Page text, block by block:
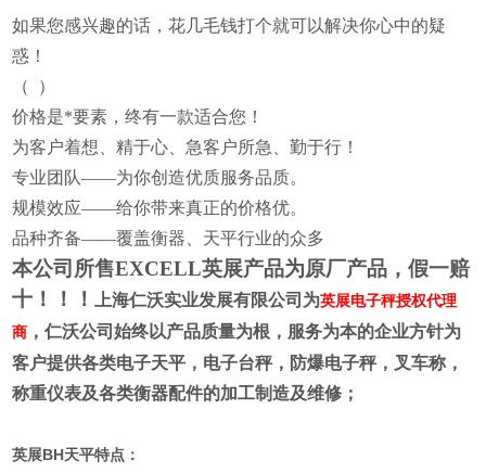
如果您感兴趣的话，花几毛钱打个就可以解决你心中的疑
惑！
（
）
价格是*要素，终有一款适合您！
为客户着想、精于心、急客户所急、勤于行！
专业团队——为你创造优质服务品质。
规模效应——给你带来真正的价格优。
品种齐备——覆盖衡器、天平行业的众多
本公司所售EXCELL英展产品为原厂产品，假一赔
十！！！
上海仁沃实业发展有限公司为英展电子秤授权代理
商 ，仁沃公司始终以产品质量为根，服务为本的企业方针为
客户提供各类电子天平，电子台秤，防爆电子秤，叉车称，
称重仪表及各类衡器配件的加工制造及维修；
英展BH天平特点：